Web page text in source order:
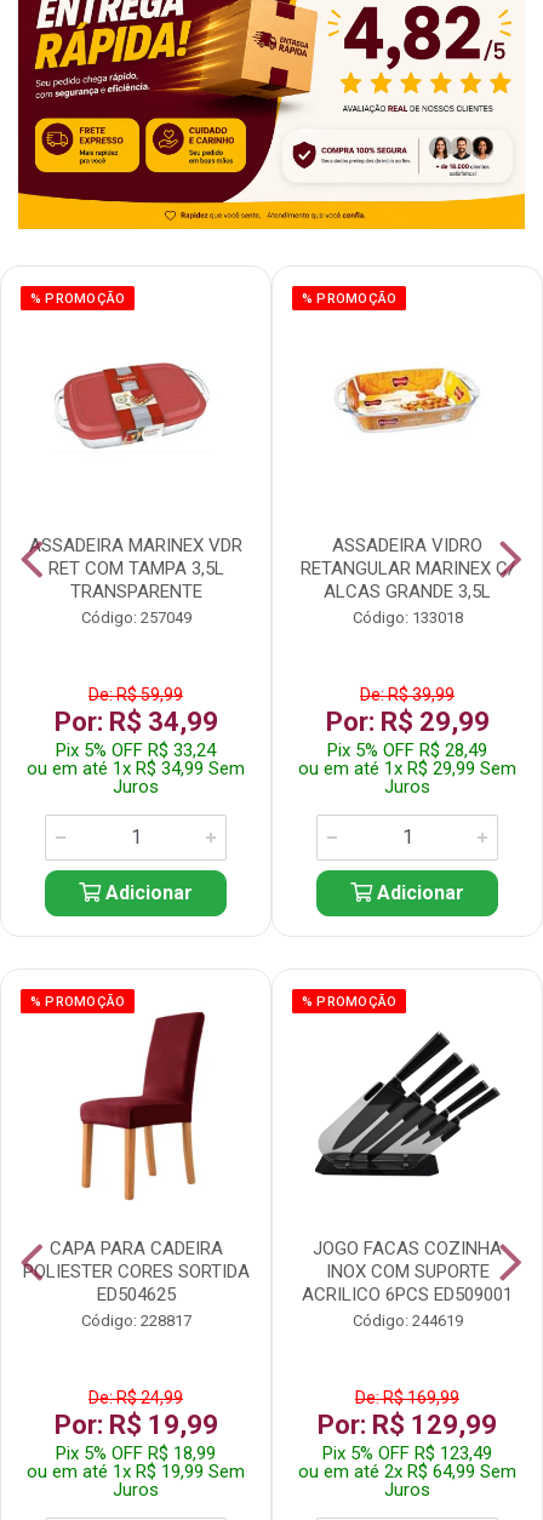
% PROMOÇÃO
ASSADEIRA MARINEX VDR
RET COM TAMPA 3,5L
TRANSPARENTE
Código: 257049
De: R$ 59,99
Por: R$ 34,99
Pix 5% OFF R$ 33,24
ou em até 1x R$ 34,99 Sem
Juros
Adicionar
% PROMOÇÃO
ASSADEIRA VIDRO
RETANGULAR MARINEX C/
ALCAS GRANDE 3,5L
Código: 133018
De: R$ 39,99
Por: R$ 29,99
Pix 5% OFF R$ 28,49
ou em até 1x R$ 29,99 Sem
Juros
Adicionar
% PROMOÇÃO
CAPA PARA CADEIRA
POLIESTER CORES SORTIDA
ED504625
Código: 228817
De: R$ 24,99
Por: R$ 19,99
Pix 5% OFF R$ 18,99
ou em até 1x R$ 19,99 Sem
Juros
% PROMOÇÃO
JOGO FACAS COZINHA
INOX COM SUPORTE
ACRILICO 6PCS ED509001
Código: 244619
De: R$ 169,99
Por: R$ 129,99
Pix 5% OFF R$ 123,49
ou em até 2x R$ 64,99 Sem
Juros